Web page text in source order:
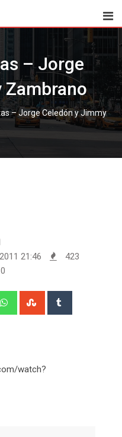
– Jorge
Zambrano
– Jorge Celedón y Jimmy
21:46
423
0
WhatsappStumbleUpon
watch?